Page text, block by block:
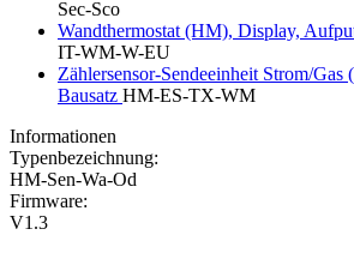
Sec-Sco
Wandthermostat (HM), Display,
IT-WM-W-EU
Zählersensor-Sendeeinheit Strom/
Bausatz HM-ES-TX-WM
Informationen
Typenbezeichnung:
HM-Sen-Wa-Od
Firmware:
V1.3